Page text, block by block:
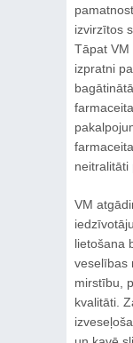
izvirzītos
Tāpat VM
izpratni
neitralitāti
VM
lietošana
veselības
mirstību,
kvalitāti.